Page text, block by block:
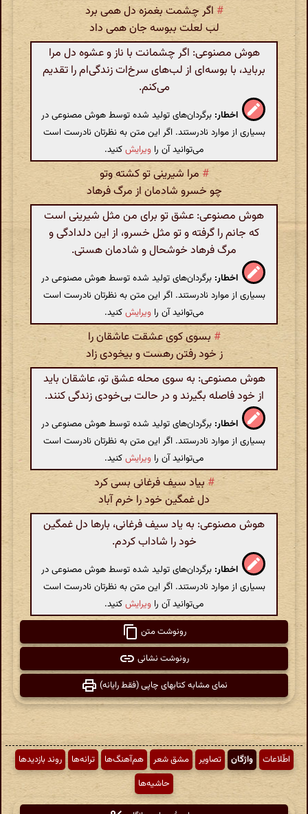
# اگر چشمت بغمزه دل همی برد
لب لعلت ببوسه جان همی داد
هوش مصنوعی: اگر چشمانت با ناز و عشوه دل مرا
برباید، با بوسه‌ای از لب‌های سرخ‌ات زندگی‌ام را تقدیم
می‌کنم.
اخطار: برگردان‌های تولید شده توسط هوش مصنوعی در
بسیاری از موارد نادرستند. اگر این متن به نظرتان نادرست است
می‌توانید آن را ویرایشکنید.
# مرا شیرینی تو کشته وتو
چو خسرو شادمان از مرگ فرهاد
هوش مصنوعی: عشق تو برای من مثل شیرینی است
که جانم را گرفته و تو مثل خسرو، از این دلدادگی و
مرگ فرهاد خوشحال و شادمان هستی.
اخطار: برگردان‌های تولید شده توسط هوش مصنوعی در
بسیاری از موارد نادرستند. اگر این متن به نظرتان نادرست است
می‌توانید آن را ویرایشکنید.
# بسوی کوی عشقت عاشقان را
ز خود رفتن رهست و بیخودی زاد
هوش مصنوعی: به سوی محله عشق تو، عاشقان باید
از خود فاصله بگیرند و در حالت بی‌خودی زندگی کنند.
اخطار: برگردان‌های تولید شده توسط هوش مصنوعی در
بسیاری از موارد نادرستند. اگر این متن به نظرتان نادرست است
می‌توانید آن را ویرایشکنید.
#بیاد سیف فرغانی بسی کرد
دل غمگین خود را خرم آباد
هوش مصنوعی: به یاد سیف فرغانی، بارها دل غمگین
خود را شاداب کردم.
اخطار: برگردان‌های تولید شده توسط هوش مصنوعی در
بسیاری از موارد نادرستند. اگر این متن به نظرتان نادرست است
می‌توانید آن را ویرایشکنید.
رونوشت متن
رونوشت نشانی
نمای مشابه کتابهای چاپی (فقط رایانه)
اطّلاعات واژگان تصاویر مشق شعر هم‌آهنگ‌ها ترانه‌ها
روند بازدیدها
حاشیه‌ها